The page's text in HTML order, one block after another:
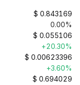
$ 0.843169
0.00%
$ 0.055106
+20.30%
$ 0.00623396
+3.60%
$ 0.694029